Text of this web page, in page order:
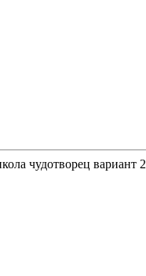
чудотворец вариант 2